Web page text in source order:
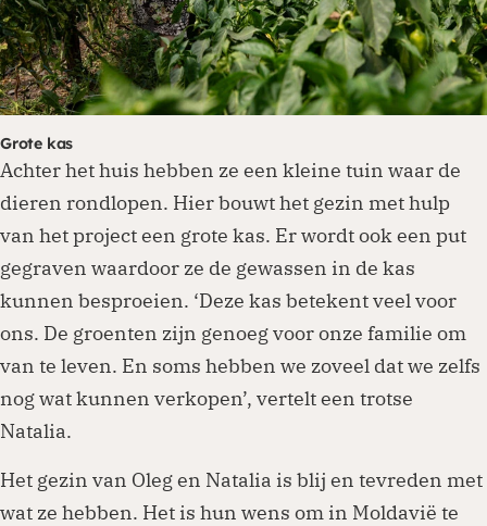
Grote kas
Achter het huis hebben ze een kleine tuin waar de
dieren rondlopen. Hier bouwt het gezin met hulp
van het project een grote kas. Er wordt ook een put
gegraven waardoor ze de gewassen in de kas
kunnen besproeien. ‘Deze kas betekent veel voor
ons. De groenten zijn genoeg voor onze familie om
van te leven. En soms hebben we zoveel dat we zelfs
nog wat kunnen verkopen’, vertelt een trotse
Natalia.
Het gezin van Oleg en Natalia is blij en tevreden met
wat ze hebben. Het is hun wens om in Moldavië te